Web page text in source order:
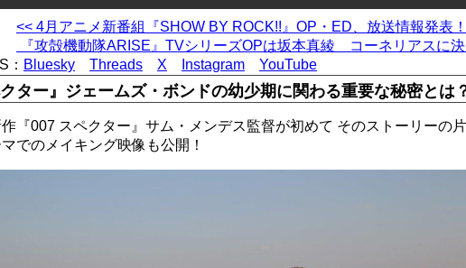
<< 4月アニメ新番組『SHOW BY ROCK!!』OP・ED、放送情報発表！
『攻殻機動隊ARISE』TVシリーズOPは坂本真綾 コーネリアスに
： Bluesky Threads X Instagram YouTube
クター』ジェームズ・ボンドの幼少期に関わる重要な秘密とは
『007 スペクター』サム・メンデス監督が初めて そのストーリーの
でのメイキング映像も公開！